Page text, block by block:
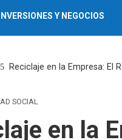
INVERSIONES Y NEGOCIOS
Reciclaje en la Empresa: El
SOCIAL
en la